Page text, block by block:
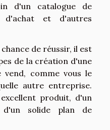
d'un catalogue de
et d'autres
de réussir, il est
de la création d'une
comme vous le
autre entreprise.
produit, d'un
solide plan de